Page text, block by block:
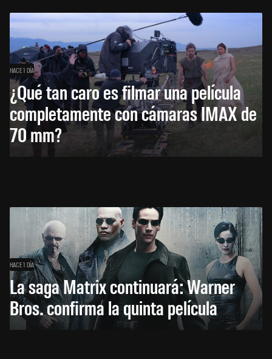
HACE 1 DÍA
¿Qué tan caro es filmar una película
completamente con cámaras IMAX de
70 mm?
HACE 1 DÍA
La saga Matrix continuará: Warner
Bros. confirma la quinta película